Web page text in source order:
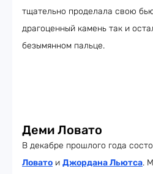
тщательно проделала свою
драгоценный камень так и
безымянном пальце.
Деми Ловато
В декабре прошлого года
Ловато и Джордана Льютса.